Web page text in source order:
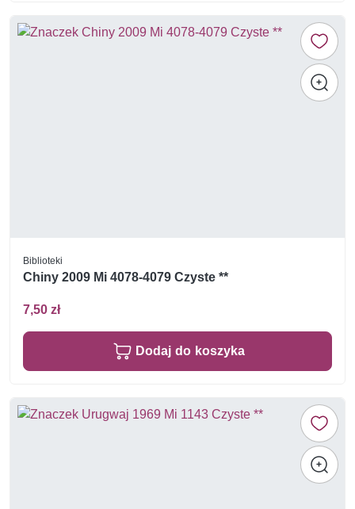
Biblioteki
Chiny 2009 Mi 4078-4079 Czyste **
7,50 zł
Dodaj do koszyka